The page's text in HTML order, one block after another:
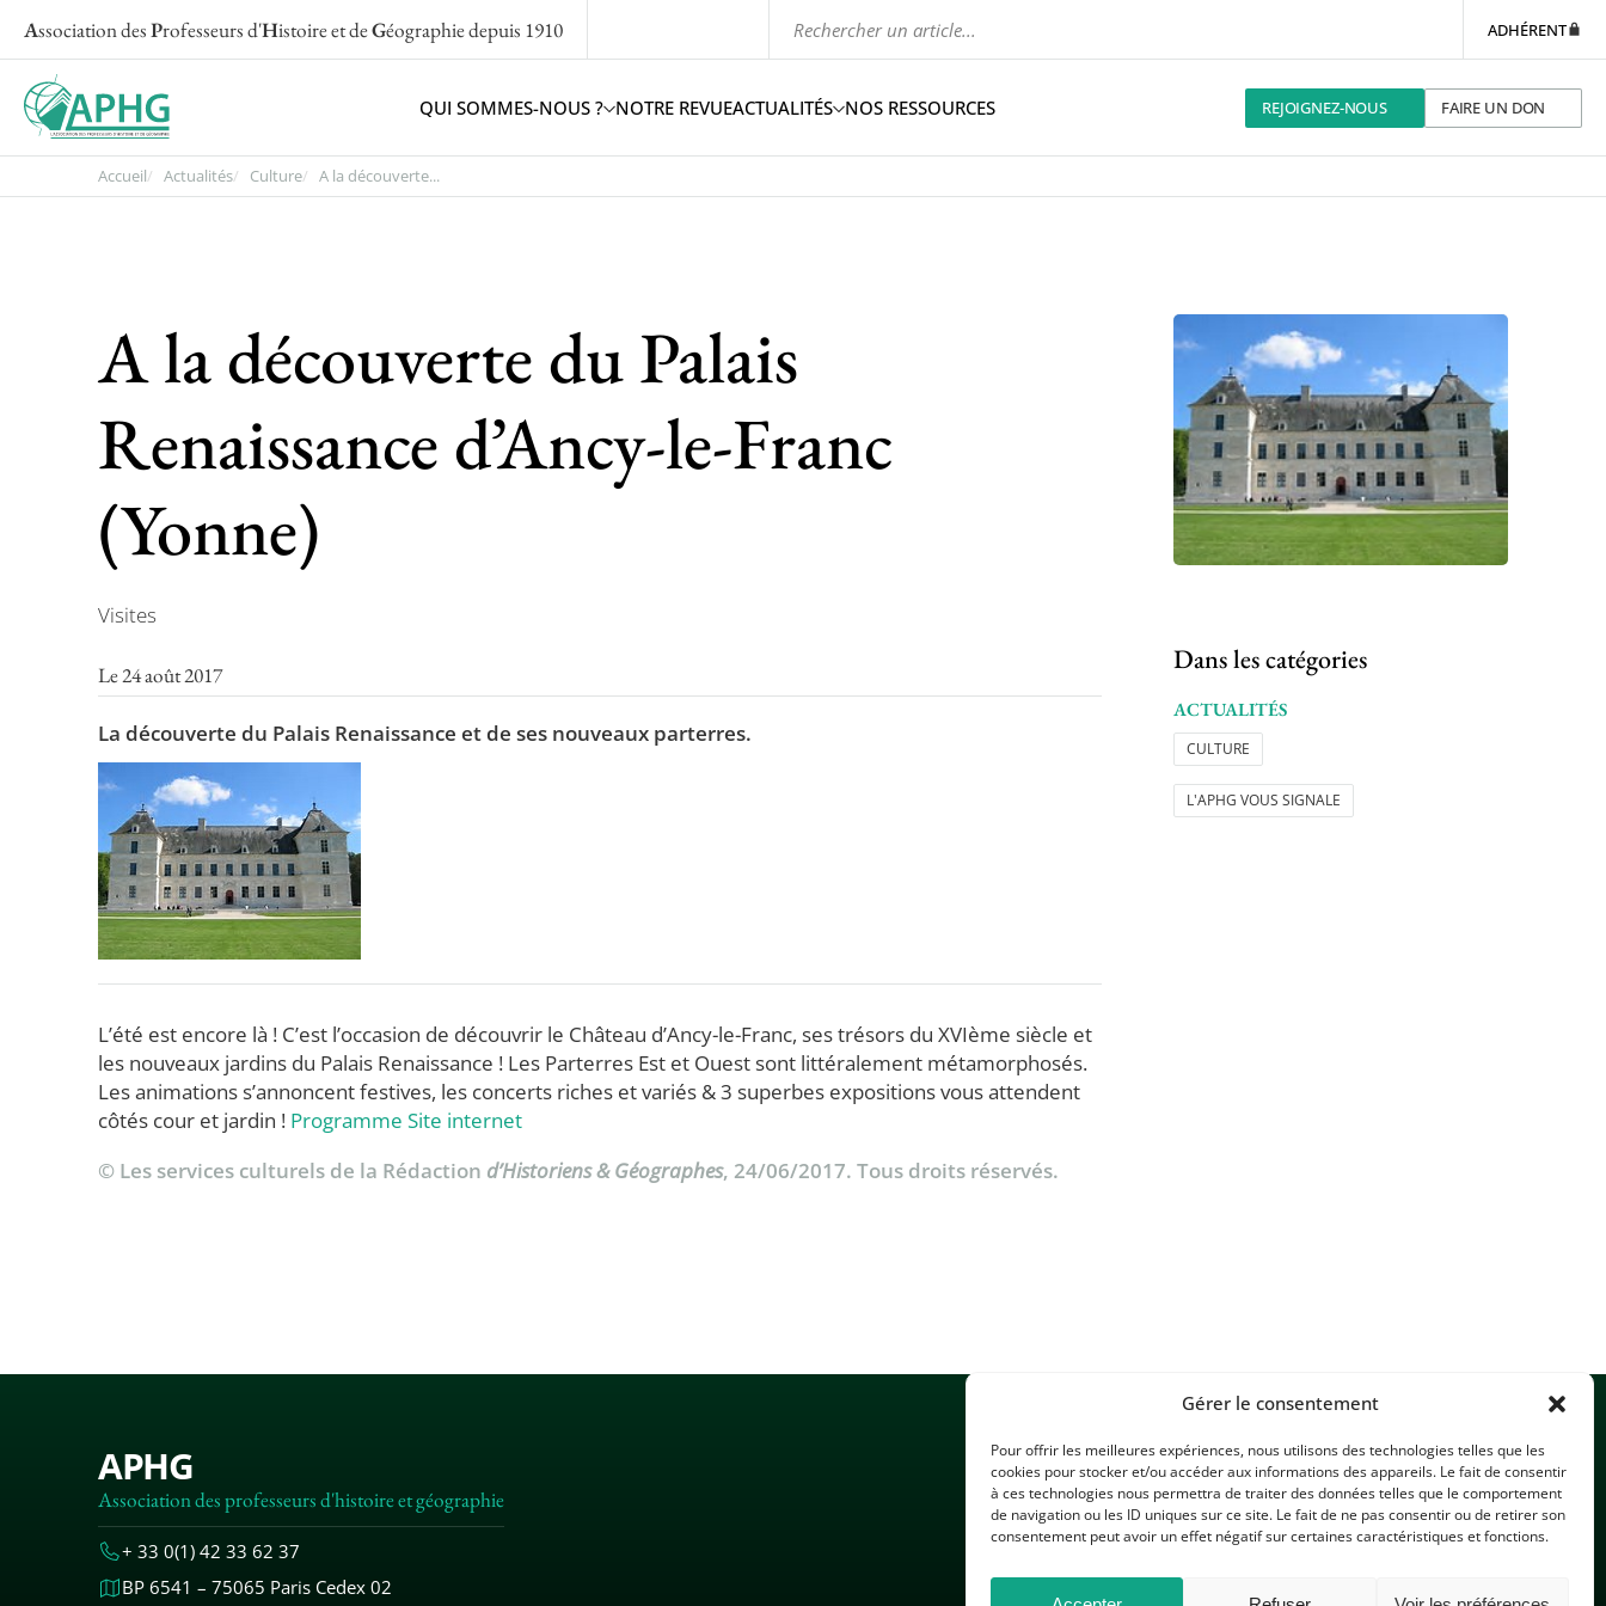
Gérer le consentement
Pour offrir les meilleures expériences, nous utilisons des technologies telles que les
cookies pour stocker et/ou accéder aux informations des appareils. Le fait de consentir
à ces technologies nous permettra de traiter des données telles que le comportement
de navigation ou les ID uniques sur ce site. Le fait de ne pas consentir ou de retirer son
consentement peut avoir un effet négatif sur certaines caractéristiques et fonctions.
Association desProfesseurs d'Histoire et deGéographiedepuis 1910 ADHÉRENT
QUI SOMMES-NOUS ? NOTRE REVUEACTUALITÉS NOS RESSOURCES REJOIGNEZ-NOUS FAIRE UN DON
Accueil Actualités Culture A la découverte...
A la découverte du Palais
Renaissance d’Ancy-le-Franc
(Yonne)
Visites
Le 24 août 2017
La découverte du Palais Renaissance et de ses nouveaux parterres.
L’été est encore là ! C’est l’occasion de découvrir le Château d’Ancy-le-Franc, ses trésors du XVIème siècle et
les nouveaux jardins du Palais Renaissance ! Les Parterres Est et Ouest sont littéralement métamorphosés.
Les animations s’annoncent festives, les concerts riches et variés & 3 superbes expositions vous attendent
côtés cour et jardin ! Programme Site internet
© Les services culturels de la Rédaction d’Historiens & Géographes, 24/06/2017. Tous droits réservés.
Dans les catégories
ACTUALITÉS
CULTURE
L'APHG VOUS SIGNALE
APHG
Association des professeurs d'histoire et géographie
+ 33 0(1) 42 33 62 37
BP 6541 – 75065 Paris Cedex 02
CONTACTEZ-NOUS